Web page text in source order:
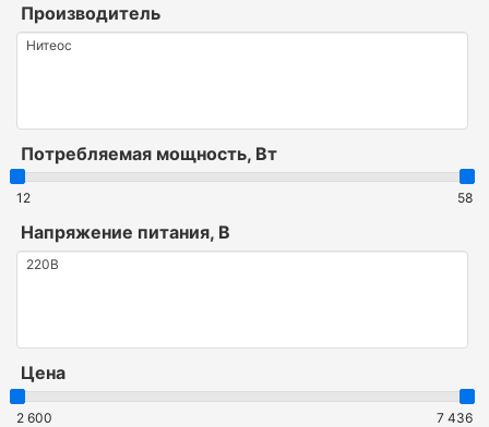
Производитель
Потребляемая мощность, Вт
12 58
Напряжение питания, В
Цена
2 600 7 436